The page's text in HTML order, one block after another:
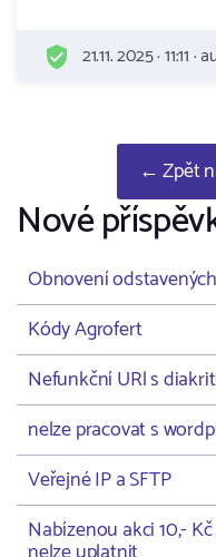
21.11. 2025 · 11:11 ·
← Zpět
Nové
Obnovení
Kódy Agrofert
Nefunkční URl s
nelze pracovat s
Veřejné IP a SFTP
Nabízenou akci 10,-